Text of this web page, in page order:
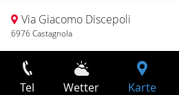
Via Giacomo Discepoli
6976 Castagnola
Tel Wetter Karte